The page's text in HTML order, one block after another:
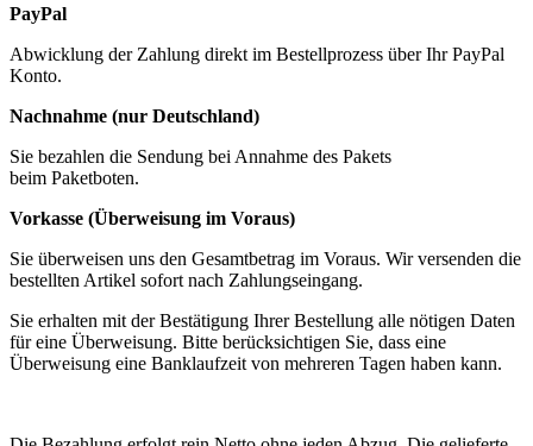
PayPal
Abwicklung der Zahlung direkt im Bestellprozess über Ihr PayPal
Konto.
Nachnahme (nur Deutschland)
Sie bezahlen die Sendung bei Annahme des Pakets
beim Paketboten.
Vorkasse (Überweisung im Voraus)
Sie überweisen uns den Gesamtbetrag im Voraus. Wir versenden die
bestellten Artikel sofort nach Zahlungseingang.
Sie erhalten mit der Bestätigung Ihrer Bestellung alle nötigen Daten
für eine Überweisung. Bitte berücksichtigen Sie, dass eine
Überweisung eine Banklaufzeit von mehreren Tagen haben kann.